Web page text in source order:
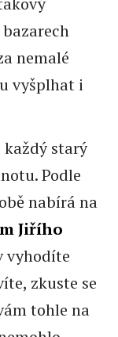
nemalé
vyšplhat i
každý starý
Podle
nabírá na
Jiřího
vyhodíte
zkuste se
tohle na